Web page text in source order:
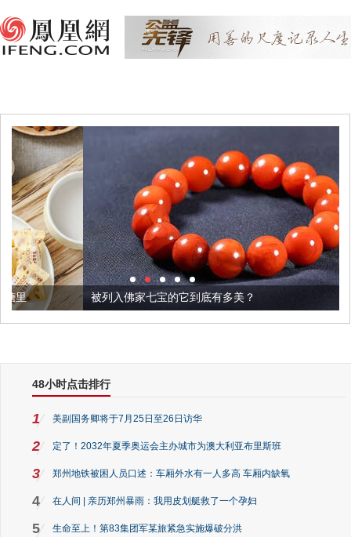
被列入佛家七宝的它到底有多美？
48小时点击排行
1 美副国务卿将于7月25日至26日访华
2 定了！2032年夏季奥运会主办城市为澳大利亚布里斯班
3 郑州地铁被困人员口述：车厢外水有一人多高 车厢内缺氧
4 在人间 | 亲历郑州暴雨：我用皮划艇救了一个孕妇
5 生命至上！第83集团军某旅紧急实施爆破分洪